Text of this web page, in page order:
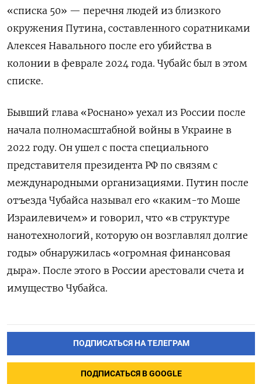
«списка 50» — перечня людей из близкого
окружения Путина, составленного соратниками
Алексея Навального после его убийства в
колонии в феврале 2024 года. Чубайс был в этом
списке.
Бывший глава «Роснано» уехал из России после
начала полномасштабной войны в Украине в
2022 году. Он ушел с поста специального
представителя президента РФ по связям с
международными организациями. Путин после
отъезда Чубайса называл его «каким-то Моше
Израилевичем» и говорил, что «в структуре
нанотехнологий, которую он возглавлял долгие
годы» обнаружилась «огромная финансовая
дыра». После этого в России арестовали счета и
имущество Чубайса.
ПОДПИСАТЬСЯ НА ТЕЛЕГРАМ
ПОДПИСАТЬСЯ В GOOGLE